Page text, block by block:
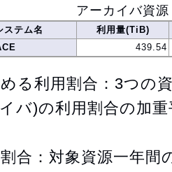
アーカイバ資源
ステム名
利用量(TiB)
439.54
る利用割合：3つの
バ)の利用割合の加重
合：対象資源一年間